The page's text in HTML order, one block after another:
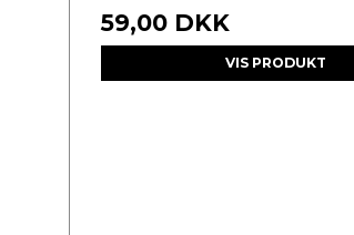
59,00 DKK
VIS PRODUKT